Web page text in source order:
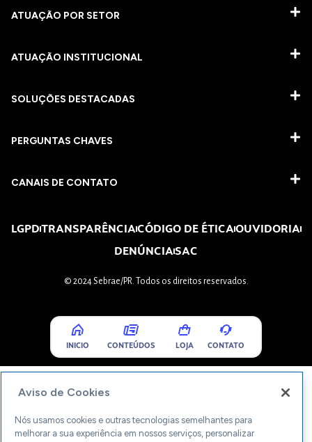
ATUAÇÃO POR SETOR
ATUAÇÃO INSTITUCIONAL
SOLUÇÕES DESTACADAS
PERGUNTAS CHAVES​
CANAIS DE CONTATO
LGPDTRANSPARÊNCIACÓDIGO DE ÉTICAOUVIDORIA
DENÚNCIASAC
© 2024 Sebrae/PR. Todos os direitos reservados.
INICIO CONTEÚDOS LOJA CONTATO
Aviso de Cookies
Nós usamos cookies e outras tecnologias semelhantes para
melhorar a sua experiência em nossos serviços, personalizar